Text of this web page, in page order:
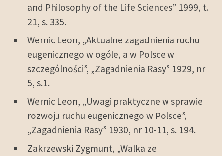
and Philosophy of the Life Sciences” 1999, t.
21, s. 335.
Wernic Leon, „Aktualne zagadnienia ruchu
eugenicznego w ogóle, a w Polsce w
szczególności”, „Zagadnienia Rasy” 1929, nr
5, s.1.
Wernic Leon, „Uwagi praktyczne w sprawie
rozwoju ruchu eugenicznego w Polsce”,
„Zagadnienia Rasy” 1930, nr 10-11, s. 194.
Zakrzewski Zygmunt, „Walka ze